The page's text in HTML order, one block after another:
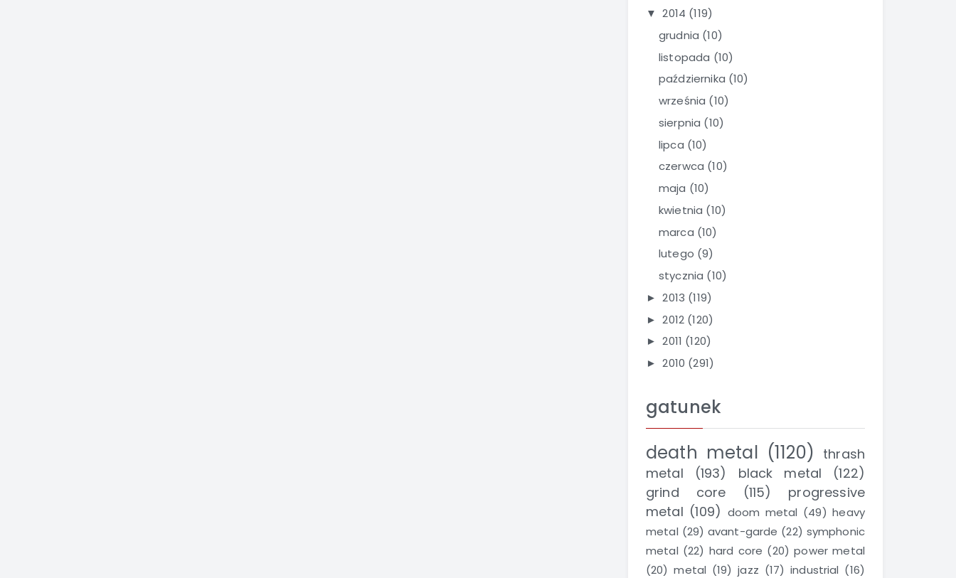
▼ 2014 (119)
grudnia (10)
listopada (10)
października (10)
września (10)
sierpnia (10)
lipca (10)
czerwca (10)
maja (10)
kwietnia (10)
marca (10)
lutego (9)
stycznia (10)
► 2013 (119)
► 2012 (120)
► 2011 (120)
► 2010 (291)
gatunek
death metal (1120) thrash
metal
(193) black metal
(122)
grind core
(115)
progressive
metal (109) doom metal (49) heavy
metal (29) avant-garde (22) symphonic
metal (22) hard core (20) power metal
(20) metal (19) jazz (17) industrial (16)